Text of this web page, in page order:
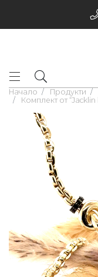
Начало Продукти
Комплект от